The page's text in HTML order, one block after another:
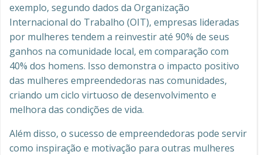
exemplo, segundo dados da Organização
Internacional do Trabalho (OIT), empresas lideradas
por mulheres tendem a reinvestir até 90% de seus
ganhos na comunidade local, em comparação com
40% dos homens. Isso demonstra o impacto positivo
das mulheres empreendedoras nas comunidades,
criando um ciclo virtuoso de desenvolvimento e
melhora das condições de vida.
Além disso, o sucesso de empreendedoras pode servir
como inspiração e motivação para outras mulheres